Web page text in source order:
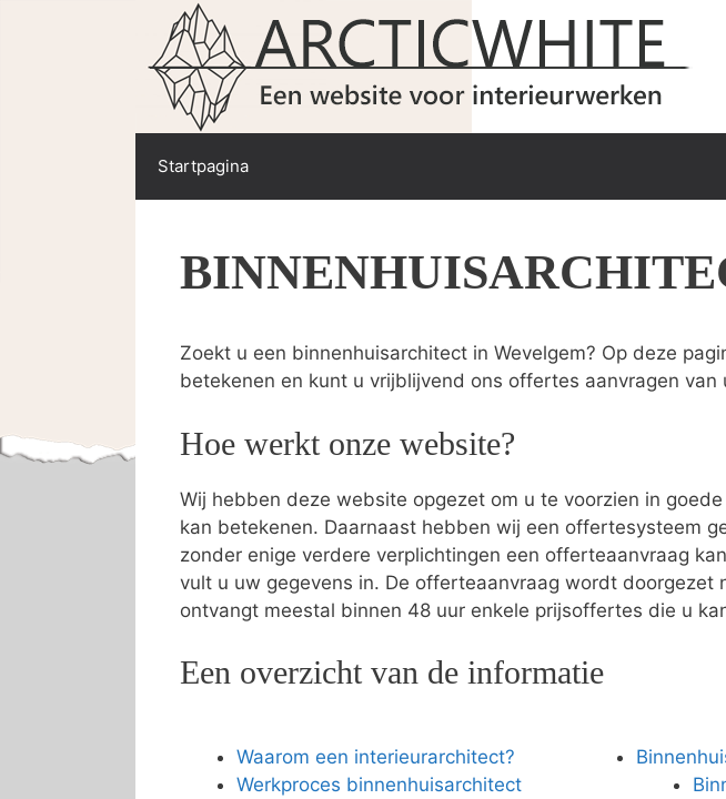
Startpagina
Zoekt u een binnenhuisarchitect in Wevelgem? Op deze
betekenen en kunt u vrijblijvend ons offertes aanvragen
Hoe werkt onze website?
Wij hebben deze website opgezet om u te voorzien in
kan betekenen. Daarnaast hebben wij een offertesysteem
zonder enige verdere verplichtingen een offerteaanvraag
vult u uw gegevens in. De offerteaanvraag wordt doorgezet
ontvangt meestal binnen 48 uur enkele prijsoffertes die u
Een overzicht van de informatie
Waarom een interieurarchitect?
Werkproces binnenhuisarchitect